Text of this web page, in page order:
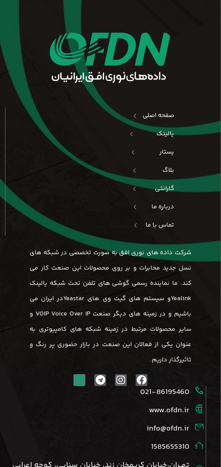
صفحه اصلی
یالینک
یستار
بلاگ
گارانتی
درباره ما
تماس با ما
شرکت داده های نوری افق به صورت تخصصی در شبکه های
نسل جدید مخابرات و بر روی محصولات این صنعت کار می
کند. ما نماینده رسمی گوشی های تلفن تحت شبکه یالینک
Yealinkو سیستم های گیت وی های Yeastarدر ایران می
باشیم و در زمینه های دیگر صنعت VOIP Voice Over IP و
سایر محصولات مرتبط در زمینه شبکه های کامپیوتری به
عنوان یکی از فعالان این صنعت در بازار حضوری پر رنگ و
تاثیرگذار داریم.
021-86195460
www.ofdn.ir
info@ofdn.ir
1585655310